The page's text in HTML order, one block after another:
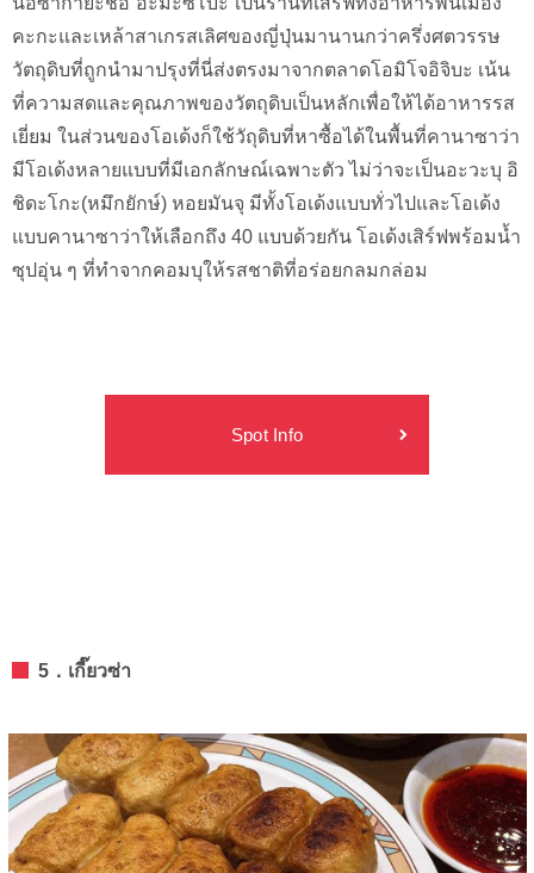
คะกะและเหล้าสาเกรสเลิศของญี่ปุ่นมานานกว่าครึ่งศตวรรษ
วัตถุดิบที่ถูกนำมาปรุงที่นี่ส่งตรงมาจากตลาดโอมิโจอิจิบะ เน้น
ที่ความสดและคุณภาพของวัตถุดิบเป็นหลักเพื่อให้ได้อาหารรส
เยี่ยม ในส่วนของโอเด้งก็ใช้วัถุดิบที่หาซื้อได้ในพื้นที่คานาซาว่า
มีโอเด้งหลายแบบที่มีเอกลักษณ์เฉพาะตัว ไม่ว่าจะเป็นอะวะบุ อิ
ชิดะโกะ(หมึกยักษ์) หอยมันจุ มีทั้งโอเด้งแบบทั่วไปและโอเด้ง
แบบคานาซาว่าให้เลือกถึง 40 แบบด้วยกัน โอเด้งเสิร์ฟพร้อมน้ำ
ซุปอุ่น ๆ ที่ทำจากคอมบุให้รสชาติที่อร่อยกลมกล่อม
Spot Info
5．เกี๊ยวซ่า